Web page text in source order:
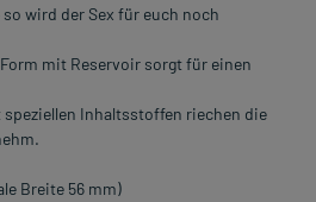
wird der Sex für euch noch
mit Reservoir sorgt für einen
speziellen Inhaltsstoffen riechen die
Breite 56 mm)